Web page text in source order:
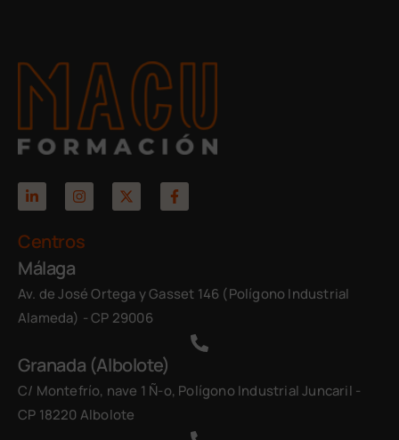
Centros
Málaga
Av. de José Ortega y Gasset 146 (Polígono Industrial
Alameda) - CP 29006
Granada (Albolote)
C/ Montefrío, nave 1 Ñ-o, Polígono Industrial Juncaril -
CP 18220 Albolote